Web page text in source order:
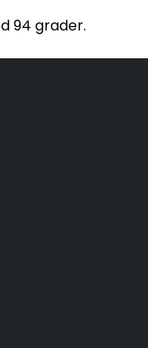
94 grader.